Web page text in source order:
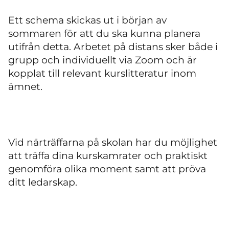
Ett schema skickas ut i början av
sommaren för att du ska kunna planera
utifrån detta. Arbetet på distans sker både i
grupp och individuellt via Zoom och är
kopplat till relevant kurslitteratur inom
ämnet.
Vid närträffarna på skolan har du möjlighet
att träffa dina kurskamrater och praktiskt
genomföra olika moment samt att pröva
ditt ledarskap.